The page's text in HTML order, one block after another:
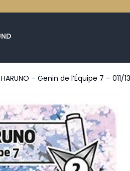
HARUNO – Genin de l’Équipe 7 –